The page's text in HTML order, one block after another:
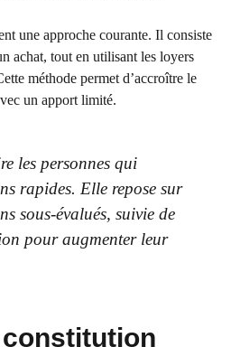
une approche courante. Il consiste
achat, tout en utilisant les loyers
méthode permet d’accroître le
un apport limité.
les personnes qui
rapides. Elle repose sur
sous-évalués, suivie de
pour augmenter leur